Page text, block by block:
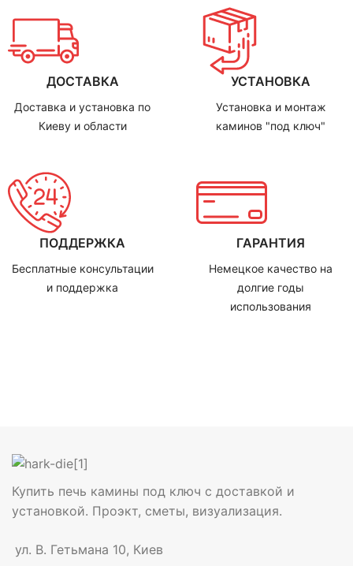
ДОСТАВКА
Доставка и установка по
Киеву и области
УСТАНОВКА
Установка и монтаж
каминов "под ключ"
ПОДДЕРЖКА
Бесплатные консультации
и поддержка
ГАРАНТИЯ
Немецкое качество на
долгие годы
использования
Купить печь камины под ключ с доставкой и
установкой. Проэкт, сметы, визуализация.
ул. В. Гетьмана 10, Киев